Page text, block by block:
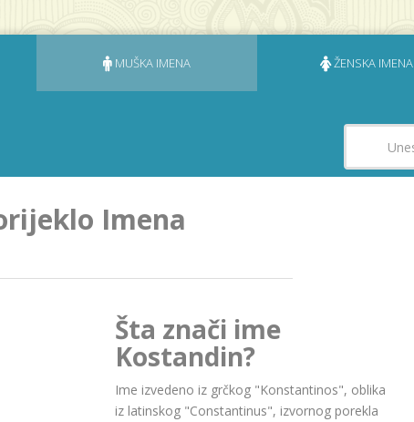
MUŠKA IMENA ŽENSKA IMENA
Imena
Šta znači ime
Kostandin?
Ime izvedeno iz grčkog "Konstantinos", oblika
iz latinskog "Constantinus", izvornog porekla